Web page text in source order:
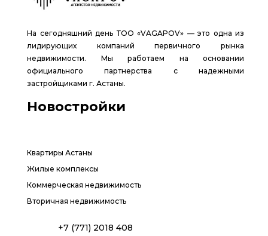
На сегодняшний день ТОО «VAGAPOV» — это одна из
лидирующих компаний первичного рынка
недвижимости. Мы работаем на основании
официального партнерства с надежными
застройщиками г. Астаны.
Новостройки
Квартиры Астаны
Жилые комплексы
Коммерческая недвижимость
Вторичная недвижимость
+7 (771) 2018 408